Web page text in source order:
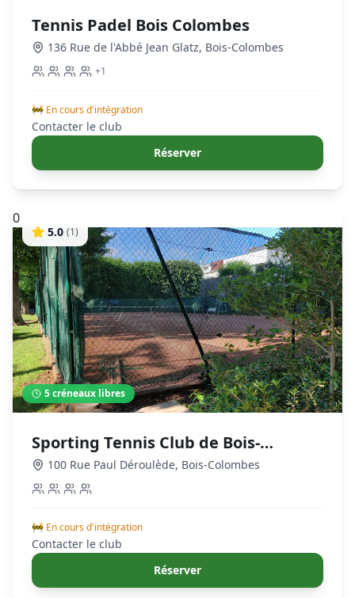
Tennis Padel Bois Colombes
136 Rue de l'Abbé Jean Glatz, Bois-Colombes
+1
🚧 En cours d'intégration
Contacter le club
Réserver
0
5.0 (1)
5créneaux libres
Sporting Tennis Club de Bois-
Colombes
100 Rue Paul Déroulède, Bois-Colombes
🚧 En cours d'intégration
Contacter le club
Réserver